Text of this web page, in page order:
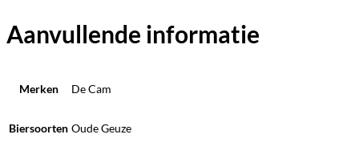
Aanvullende informatie
Merken De Cam
Biersoorten Oude Geuze